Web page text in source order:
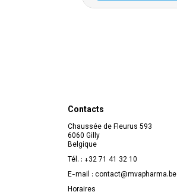
Contacts
Chaussée de Fleurus 593
6060 Gilly
Belgique
Tél. : +32 71 41 32 10
E-mail : contact@mvapharma.be
Horaires